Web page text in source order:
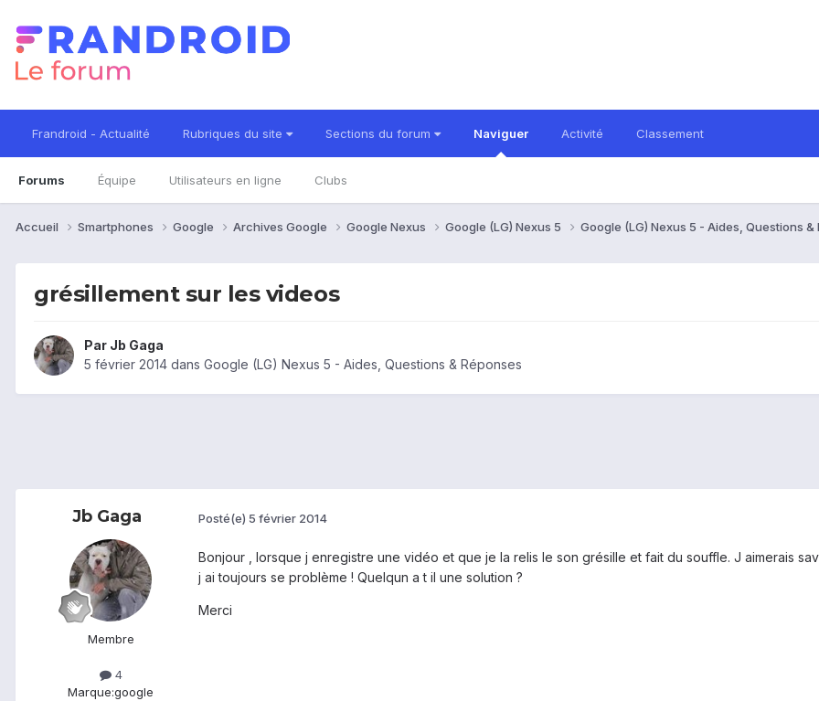
Frandroid - Actualité Rubriques du site Sections du forum Naviguer
Forums Équipe Utilisateurs en ligne Clubs
Activité Classement
Accueil Smartphones Google Archives Google Google Nexus Google (LG) Nexus 5 Google (LG) Nexus 5 - Aides, Questions &
grésillement sur les videos
Par Jb Gaga
5 février 2014 dans Google (LG) Nexus 5 - Aides, Questions & Réponses
Jb Gaga
Membre
4
Marque:google
Posté(e) 5 février 2014
Bonjour , lorsque j enregistre une vidéo et que je la relis le son grésille et fait du souffle. J aimerais
j ai toujours se problème ! Quelqun a t il une solution ?
Merci